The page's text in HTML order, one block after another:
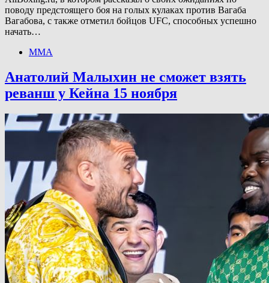
поводу предстоящего боя на голых кулаках против Вагаба
Вагабова, с также отметил бойцов UFC, способных успешно
начать…
ММА
Анатолий Малыхин не сможет взять
реванш у Кейна 15 ноября